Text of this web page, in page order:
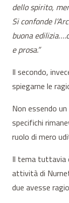
dello spirito,
Si confonde
buona
e prosa.”
Il secondo,
spiegarne le
Non essendo
specifichi
ruolo di mero
Il tema tuttavia
attività di
due avesse